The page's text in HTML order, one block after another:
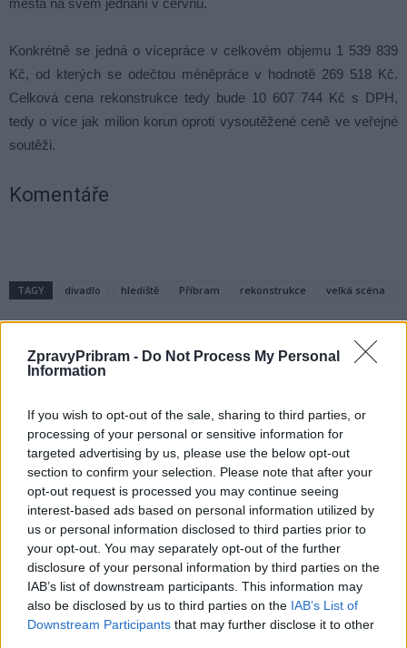
ZpravyPribram - Do Not Process My Personal
Information
If you wish to opt-out of the sale, sharing to third parties, or
processing of your personal or sensitive information for
targeted advertising by us, please use the below opt-out
section to confirm your selection. Please note that after your
opt-out request is processed you may continue seeing
interest-based ads based on personal information utilized by
us or personal information disclosed to third parties prior to
your opt-out. You may separately opt-out of the further
disclosure of your personal information by third parties on the
IAB’s list of downstream participants. This information may
also be disclosed by us to third parties on the IAB’s List of
Downstream Participants that may further disclose it to other
města na svém jednání v červnu.
Konkrétně se jedná o vícepráce v celkovém objemu 1 539 839
Kč, od kterých se odečtou méněpráce v hodnotě 269 518 Kč.
Celková cena rekonstrukce tedy bude 10 607 744 Kč s DPH,
tedy o více jak milion korun oproti vysoutěžené ceně ve veřejné
soutěži.
Komentáře
TAGY divadlo hlediště Příbram rekonstrukce velká scéna
Předchozí článek
Místostarosta Martin Buršík
k možnosti zastřešení
venkovního bazénu
Následující článek
Příbramská věznice odhalila síť
distribuce drog do areálu
SOUVISEJÍCÍ ČLÁNKY
VÍCE OD AUTORA